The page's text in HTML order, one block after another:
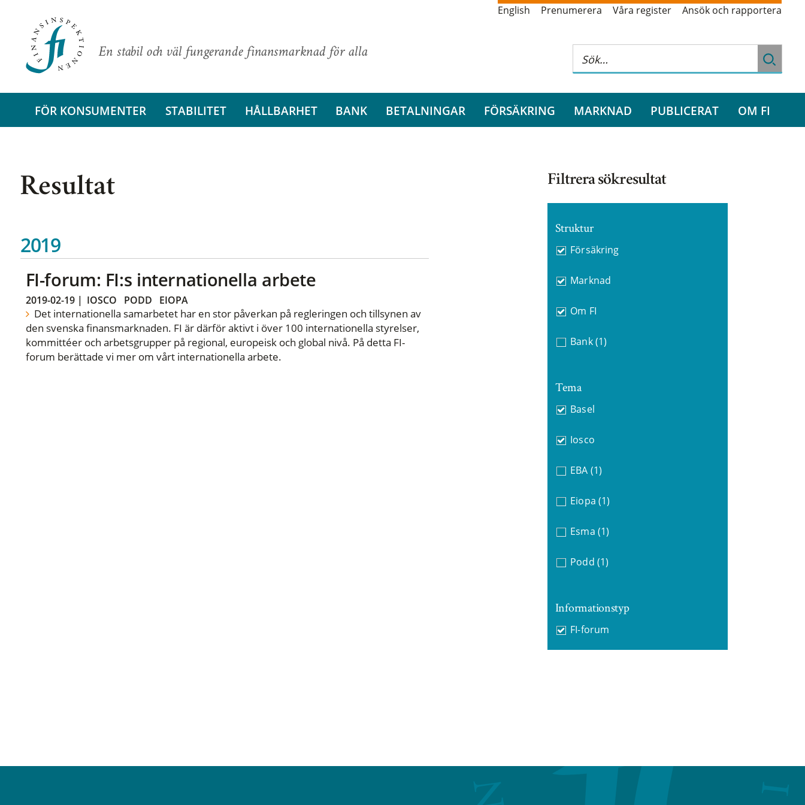
En stabil och väl fungerande finansmarknad för alla
English Prenumerera Våra register Ansök och rapportera
FÖR KONSUMENTER STABILITET HÅLLBARHET BANK BETALNINGAR FÖRSÄKRING MARKNAD PUBLICERAT OM FI
Resultat
2019
FI-forum: FI:s internationella arbete
2019-02-19| IOSCO PODD EIOPA
Det internationella samarbetet har en stor påverkan på regleringen och tillsynen av
den svenska finansmarknaden. FI är därför aktivt i över 100 internationella styrelser,
kommittéer och arbetsgrupper på regional, europeisk och global nivå. På detta FI-
forum berättade vi mer om vårt internationella arbete.
Filtrera sökresultat
Struktur
Försäkring
Marknad
Om FI
Bank (1)
Tema
Basel
Iosco
EBA (1)
Eiopa (1)
Esma (1)
Podd (1)
Informationstyp
FI-forum